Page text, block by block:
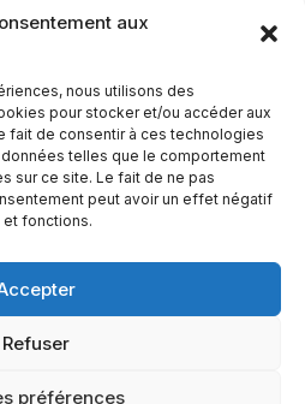
aux
nous utilisons des
pour stocker et/ou accéder aux
fait de consentir à ces technologies
telles que le comportement
sur ce site. Le fait de ne pas
peut avoir un effet négatif
et fonctions.
Refuser
préférences